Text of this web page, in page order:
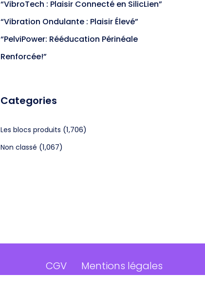
“VibroTech : Plaisir Connecté en SilicLien”
“Vibration Ondulante : Plaisir Élevé”
“PelviPower: Rééducation Périnéale
Renforcée!”
Categories
Les blocs produits (1,706)
Non classé (1,067)
CGV Mentions légales